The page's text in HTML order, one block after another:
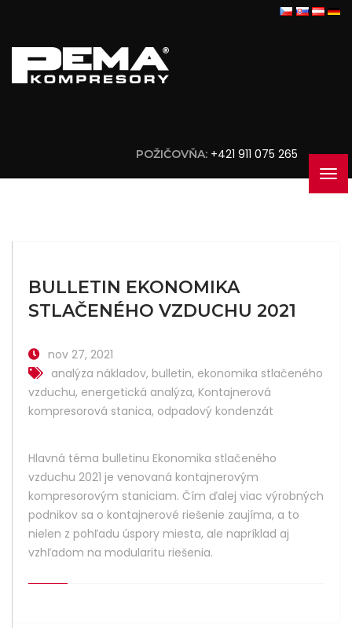
POŽIČOVŇA: +421 911 075 265
BULLETIN EKONOMIKA
STLAČENÉHO VZDUCHU 2021
nov 27, 2021
analýza nákladov, bulletin, ekonomika stlačeného
vzduchu, energetická analýza, Kontajnerová
kompresorová stanica, odpadový kondenzát
Hlavná téma bulletinu Ekonomika stlačeného
vzduchu 2021 je venovaná kontajnerovým
kompresorovým staniciam. Čím ďalej viac výrobných
podnikov sa o kontajnerové riešenie zaujíma, a to
nielen z pohľadu úspory miesta, ale napríklad aj
vzhľadom na modularitu riešenia.